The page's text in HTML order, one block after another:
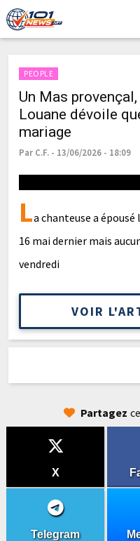
PEOPLE
Un Mas
Louane dévoile
mariage
Par C.F. - 13/06/2026 - 18:09
La chanteuse a
16 mai dernier mais
vendredi
VOIR
Partagez
X
Telegram